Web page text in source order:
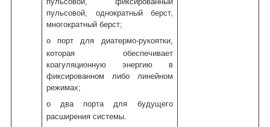
пульсовой, однократный берст,
многократный берст;
o
порт для диатермо-рукоятки,
которая обеспечивает
коагуляционную энергию в
фиксированном либо линейном
режимах;
o
два порта для будущего
расширения системы.